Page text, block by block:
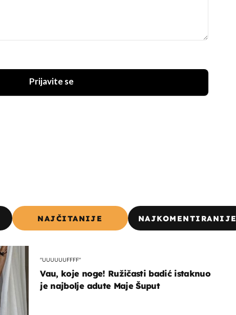
Prijavite se
NAJČITANIJE NAJKOMENTIRANIJE
"UUUUUUFFFF"
Vau, koje noge! Ružičasti badić istaknuo
je najbolje adute Maje Šuput